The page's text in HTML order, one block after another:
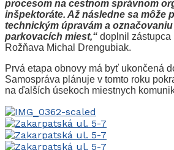
procesom na cestnom správnom
inšpektoráte. Až následne sa môže
technickým úpravám a
parkovacích miest,“ doplnil zástupca
Rožňava Michal Drengubiak.
Prvá etapa obnovy má byť ukončená
Samospráva plánuje v tomto roku
na ďalších úsekoch miestnych